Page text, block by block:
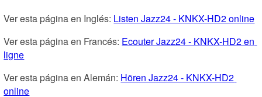
Ver esta página en Inglés: Listen Jazz24 - KNKX-HD2 online
Ver esta página en Francés: Ecouter Jazz24 - KNKX-HD2 en
ligne
Ver esta página en Alemán: Hören Jazz24 - KNKX-HD2
online